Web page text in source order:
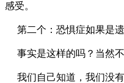
感受。
第二个：恐惧症如果是遗
事实是这样的吗？当然不
我们自己知道，我们没有